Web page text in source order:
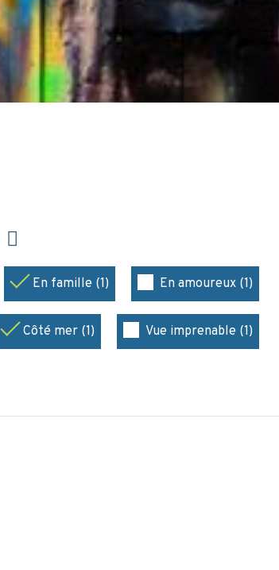
En famille (1) En amoureux (1)
Côté mer (1) Vue imprenable (1)